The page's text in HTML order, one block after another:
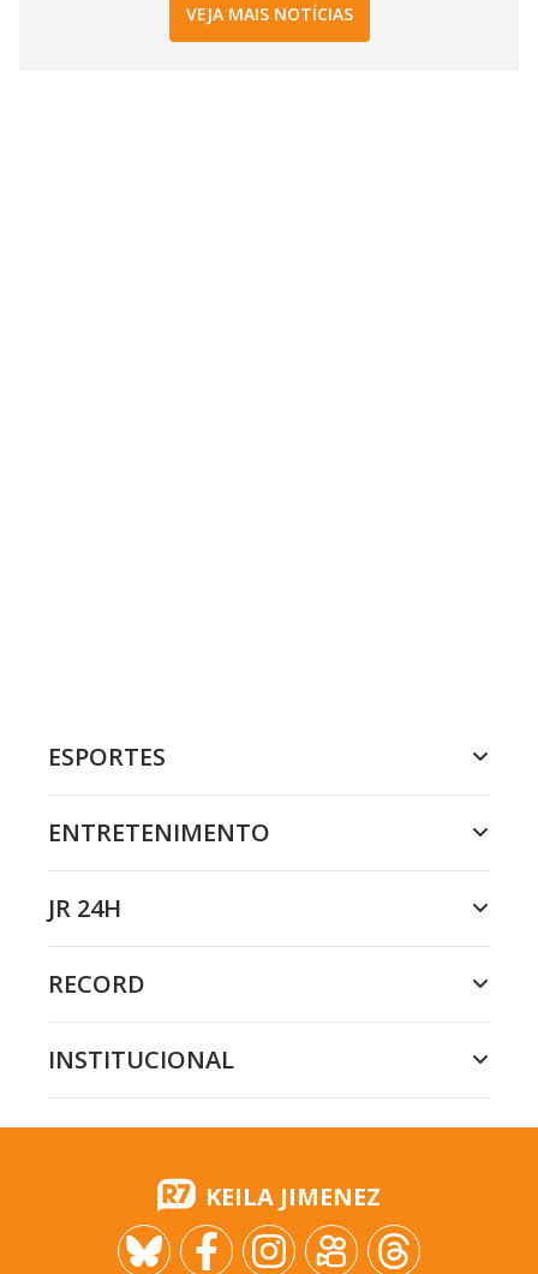
VEJA MAIS NOTÍCIAS
ESPORTES
ENTRETENIMENTO
JR 24H
RECORD
INSTITUCIONAL
KEILA JIMENEZ